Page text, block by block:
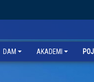
DAM AKADEMI